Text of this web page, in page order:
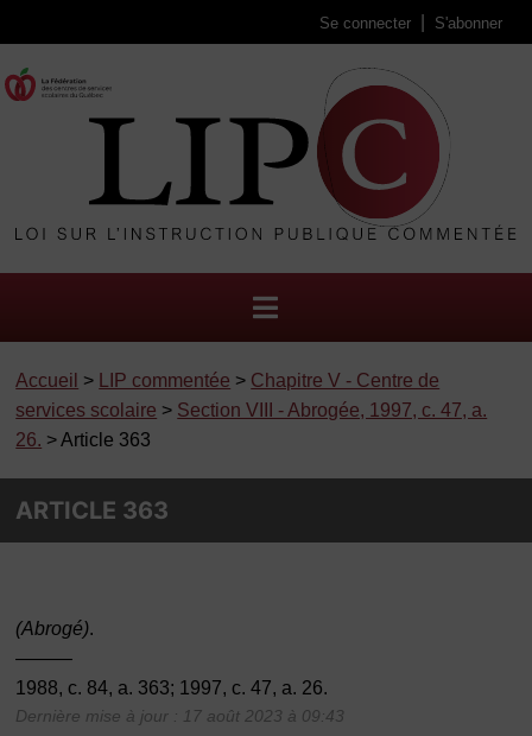
Se connecter S'abonner
Accueil > LIP commentée > Chapitre V - Centre de
services scolaire > Section VIII - Abrogée, 1997, c. 47, a.
26. > Article 363
ARTICLE 363
(Abrogé).
———
1988, c. 84, a. 363; 1997, c. 47, a. 26.
Dernière mise à jour : 17 août 2023 à 09:43